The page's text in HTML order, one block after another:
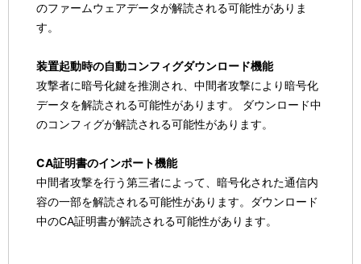
のファームウェアデータが解読される可能性がありま
す。
装置起動時の自動コンフィグダウンロード機能
攻撃者に暗号化鍵を推測され、中間者攻撃により暗号化
データを解読される可能性があります。 ダウンロード中
のコンフィグが解読される可能性があります。
CA証明書のインポート機能
中間者攻撃を行う第三者によって、暗号化された通信内
容の一部を解読される可能性があります。ダウンロード
中のCA証明書が解読される可能性があります。